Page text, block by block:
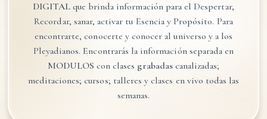
DIGITALque brinda información para el Despertar,
Recordar, sanar, activar tu Esencia y Propósito. Para
encontrarte, conocerte y conocer al universo y a los
Pleyadianos. Encontrarás la información separada en
MODULOS con clases grabadascanalizadas;
meditaciones; cursos; talleres y clases en vivo todas las
semanas.